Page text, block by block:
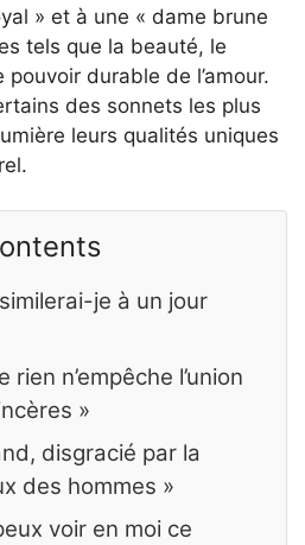
» et à une « dame brune
tels que la beauté, le
durable de l’amour.
des sonnets les plus
leurs qualités uniques
je à un jour
rien n’empêche l’union
»
disgracié par la
des hommes »
voir en moi ce